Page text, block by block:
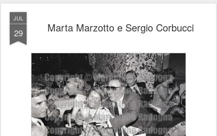
JUL
29 Marta Marzotto e Sergio Corbucci